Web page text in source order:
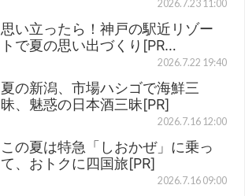
2026.7.23 11:00
思い立ったら！神戸の駅近リゾー
トで夏の思い出づくり[PR…
2026.7.22 19:40
夏の新潟、市場ハシゴで海鮮三
昧、魅惑の日本酒三昧[PR]
2026.7.16 12:00
この夏は特急「しおかぜ」に乗っ
て、おトクに四国旅[PR]
2026.7.16 09:00